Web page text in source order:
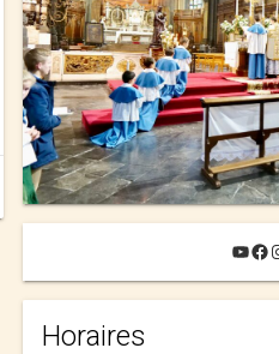
Horaires